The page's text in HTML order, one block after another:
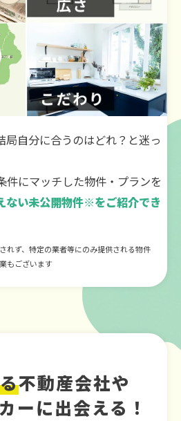
局自分に合うのはどれ？と迷っ
件にマッチした物件・プランを
ない未公開物件※をご紹介でき
れず、特定の業者等にのみ提供される物件
もございます
不動産会社や
ーに出会える！